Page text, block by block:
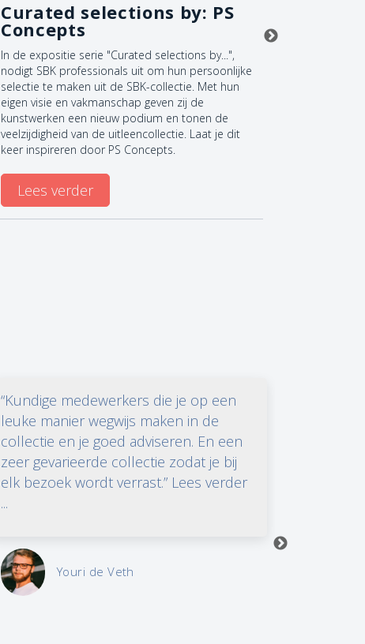
Curated selections by: PS
Concepts
In de expositie serie "Curated selections by...",
nodigt SBK professionals uit om hun persoonlijke
selectie te maken uit de SBK-collectie. Met hun
eigen visie en vakmanschap geven zij de
kunstwerken een nieuw podium en tonen de
veelzijdigheid van de uitleencollectie. Laat je dit
keer inspireren door PS Concepts.
Lees verder
“Kundige medewerkers die je op een
leuke manier wegwijs maken in de
collectie en je goed adviseren. En een
zeer gevarieerde collectie zodat je bij
elk bezoek wordt verrast.” Lees verder
...
Youri de Veth